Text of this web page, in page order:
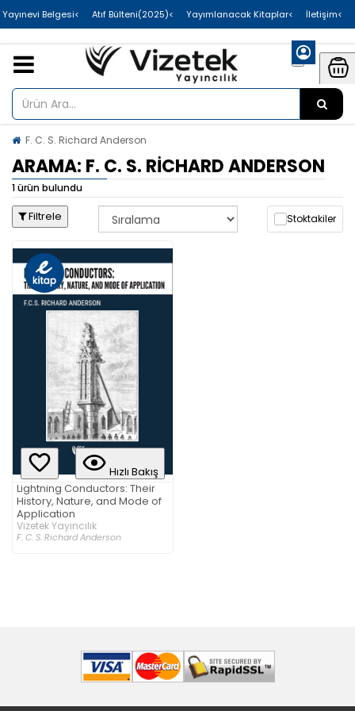
>İletişim
>Yayımlanacak Kitaplar
>Atıf Bülteni(2025)
>Uluslararası Yayınevi Belgesi
F. C. S. Richard Anderson
ARAMA: F. C. S. RICHARD ANDERSON
1 ürün bulundu
Filtrele Stoktakiler
Hızlı Bakış
Lightning Conductors: Their
History, Nature, and Mode of
Application
Vizetek Yayıncılık
F. C. S. Richard Anderson